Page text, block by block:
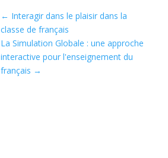
← Interagir dans le plaisir dans la
classe de français
La Simulation Globale : une approche
interactive pour l'enseignement du
français →